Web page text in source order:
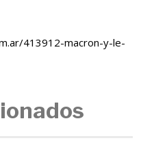
413912-macron-y-le-